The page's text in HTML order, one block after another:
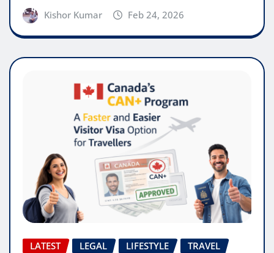
Kishor Kumar Feb 24, 2026
LATEST LEGAL LIFESTYLE TRAVEL